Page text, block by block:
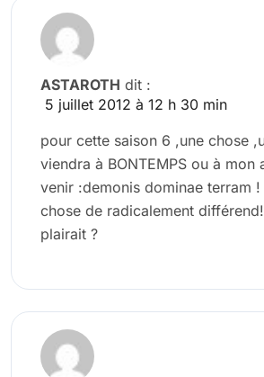
ASTAROTH dit :
5 juillet 2012 à 12 h 30 min
pour cette saison 6 ,une chose
viendra à BONTEMPS ou à mon
venir :demonis dominae terram
chose de radicalement
plairait ?